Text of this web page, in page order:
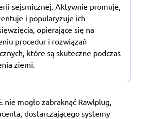
sejsmicznej. Aktywnie promuje,
i popularyzuje ich
opierające się na
procedur i rozwiązań
które są skuteczne podczas
ziemi.
nie mogło zabraknąć Rawlplug,
dostarczającego systemy